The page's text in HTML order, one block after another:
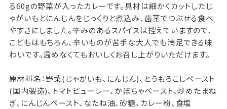
る60gの野菜が入ったカレーです。具材は細かくカットしたじ
ゃがいもとにんじんをじっくりと煮込み、歯茎でつぶせる食べ
やすさにしました。辛みのあるスパイスは控えていますので、
こどもはもちろん、辛いものが苦手な大人でも満足できる味
わいです。温めなくてもおいしくお召し上がりいただけます。
原材料名：野菜(じゃがいも、にんじん)、とうもろこしペースト
(国内製造)、トマトピューレー、かぼちゃペースト、炒めたまね
ぎ、にんじんペースト、なたね油、砂糖、カレー粉、食塩